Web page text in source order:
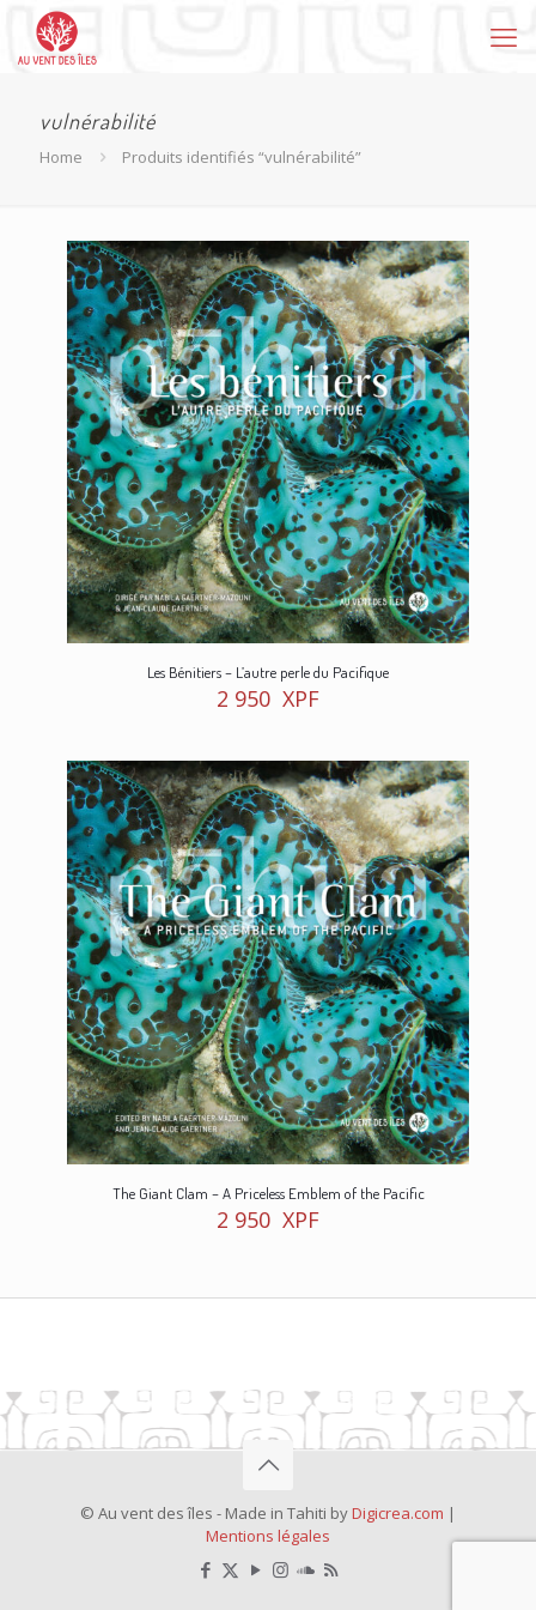
vulnérabilité
Home Produits identifiés “vulnérabilité”
Les Bénitiers – L’autre perle du Pacifique
2 950 XPF
The Giant Clam – A Priceless Emblem of the Pacific
2 950 XPF
© Au vent des îles - Made in Tahiti byDigicrea.com |
Mentions légales